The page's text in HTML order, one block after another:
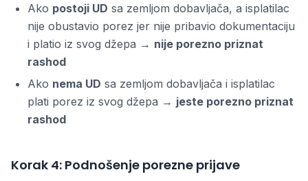
Ako postoji UD sa zemljom dobavljača, a isplatilac
nije obustavio porez jer nije pribavio dokumentaciju
i platio iz svog džepa → nije porezno priznat
rashod
Ako nema UD sa zemljom dobavljača i isplatilac
plati porez iz svog džepa → jeste porezno priznat
rashod
Korak 4: Podnošenje porezne prijave